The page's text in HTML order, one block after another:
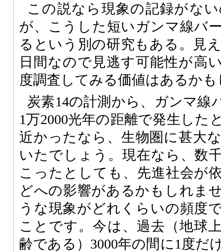
この説なら現象の記録がな
が、こうした短いガンマ線バ
るという別の研究もある。見
日間なので見逃す可能性が高
度調査してみる価値はあるか
炭素14の計測から、ガンマ線
1万2000光年の距離で発生した
近かったなら、生物圏に甚大
いたでしょう。現在なら、数
こったとしても、先進社会が
どへの影響があるかもしれま
うな現象がどれくらいの頻度
ことです。今は、過去（地球
齢である）3000年の間に1度だ